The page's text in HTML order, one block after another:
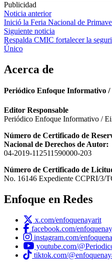
Publicidad
Navegación
de
entradas
Noticia anterior
Inició la Feria Nacional de
Siguiente noticia
Respalda CMIC fortalecer la
Único
Acerca de
Periódico Enfoque Informativo
Editor Responsable
Periódico Enfoque Informativo /
Número de Certificado de
Nacional de Derechos de Autor:
04-2019-112511590000-203
Número de Certificado de
No. 16146 Expediente CCPRI/3/
Enfoque en Redes
x.com/enfoquenayarit
facebook.com/
instagram.com/
youtube.com/
tiktok.com/